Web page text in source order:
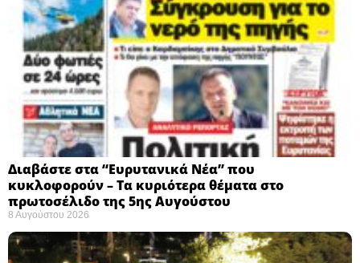
Διαβάστε στα “Ευρυτανικά Νέα” που
κυκλοφορούν – Τα κυριότερα θέματα στο
πρωτοσέλιδο της 5ης Αυγούστου
8 Αυγούστου 2026